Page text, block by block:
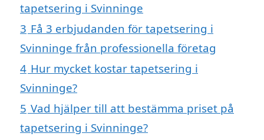
tapetsering i Svinninge
3 Få 3 erbjudanden för tapetsering i
Svinninge från professionella företag
4 Hur mycket kostar tapetsering i
Svinninge?
5 Vad hjälper till att bestämma priset på
tapetsering i Svinninge?